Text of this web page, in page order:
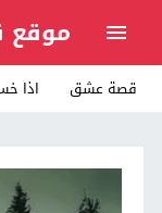
قصة عشق اذا